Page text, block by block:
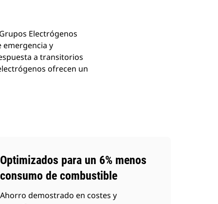
Electrógenos
emergencia y
a transitorios
ofrecen un
Optimizados para un 6% menos
consumo de combustible
Ahorro demostrado en costes y